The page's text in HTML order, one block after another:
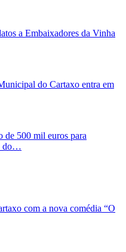
a Embaixadores da Vinha
do Cartaxo entra em
de 500 mil euros para
do…
com a nova comédia “O